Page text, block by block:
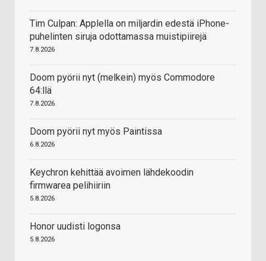
Tim Culpan: Applella on miljardin edestä iPhone-
puhelinten siruja odottamassa muistipiirejä
7.8.2026
Doom pyörii nyt (melkein) myös Commodore
64:llä
7.8.2026
Doom pyörii nyt myös Paintissa
6.8.2026
Keychron kehittää avoimen lähdekoodin
firmwarea pelihiiriin
5.8.2026
Honor uudisti logonsa
5.8.2026